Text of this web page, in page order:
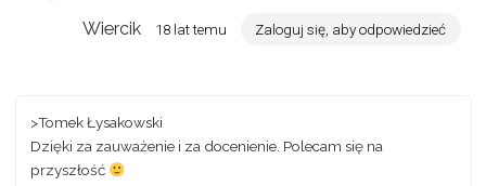
Wiercik 18 lat temu Zaloguj się, aby odpowiedzieć
>Tomek Łysakowski
Dzięki za zauważenie i za docenienie. Polecam się na
przyszłość